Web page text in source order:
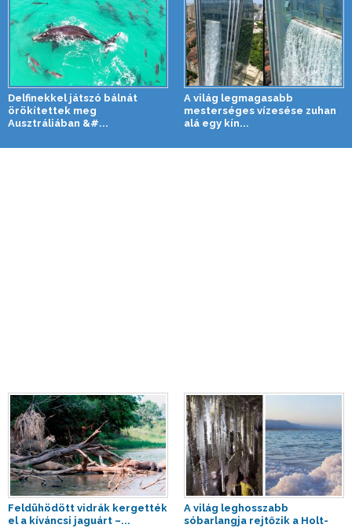
Delfinekkel játszó bálnát
örökítettek meg
Ausztráliában &#...
A világ legmagasabb
mesterséges vízesése zuhan
alá egy kín...
Feldühödött vidrák kergették
el a kíváncsi jaguárt –...
A világ leghosszabb
sóbarlangja rejtőzik a Holt-